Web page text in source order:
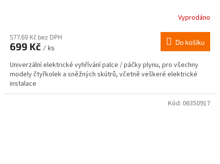
Vyprodáno
577,69 Kč bez DPH
699 Kč / ks
Do košíku
Univerzální elektrické vyhřívání palce / páčky plynu, pro všechny
modely čtyřkolek a sněžných skútrů, včetně veškeré elektrické
instalace
Kód: 06350917